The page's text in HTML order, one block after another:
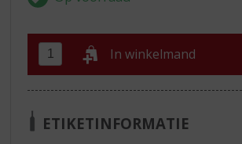
In winkelmand
ETIKETINFORMATIE